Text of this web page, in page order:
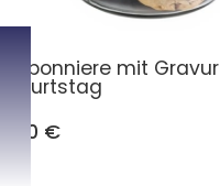
Bonbonniere mit Gravur
Geburtstag
16,90 €